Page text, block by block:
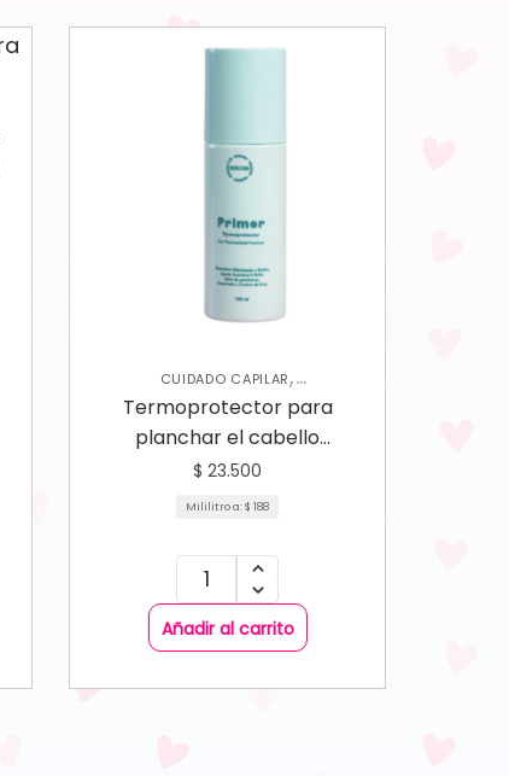
CUIDADO CAPILAR,
TERMOPROTECTOR
Termoprotector para
planchar el cabello
Mandarinna
$ 23.500
Mililitro a:$ 188
Añadir al carrito